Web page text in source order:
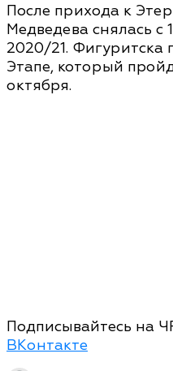
После прихода к
Медведева снялась с
2020/21. Фигуритска
Этапе, который
октября.
Подписывайтесь на
ВКонтакте